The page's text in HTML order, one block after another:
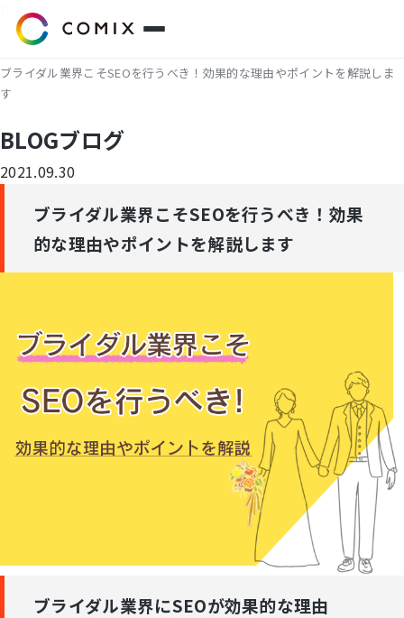
プレスリリース
代表挨拶
企業理念
コミクスアカデミー
LINE登録
blog
ブライダル業界こそSEOを行うべき！効果的な理由やポイントを解説しま
す
BLOGブログ
2021.09.30
ブライダル業界こそSEOを行うべき！効果
的な理由やポイントを解説します
ブライダル業界にSEOが効果的な理由